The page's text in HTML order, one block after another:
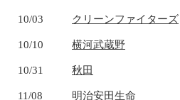
10/03 クリーンファイターズ
10/10 横河武蔵野
10/31 秋田
11/08 明治安田生命